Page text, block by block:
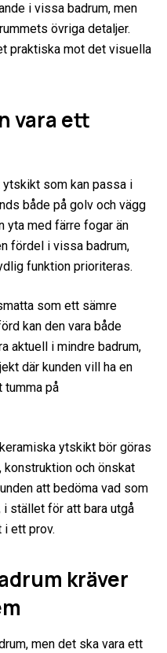
i vissa badrum, men
övriga detaljer.
praktiska mot det visuella
vara ett
som kan passa i
både på golv och vägg
yta med färre fogar än
fördel i vissa badrum,
funktion prioriteras.
som ett sämre
kan den vara både
aktuell i mindre badrum,
där kunden vill ha en
tumma på
ytskikt bör göras
konstruktion och önskat
att bedöma vad som
stället för att bara utgå
ett prov.
kräver
men det ska vara ett